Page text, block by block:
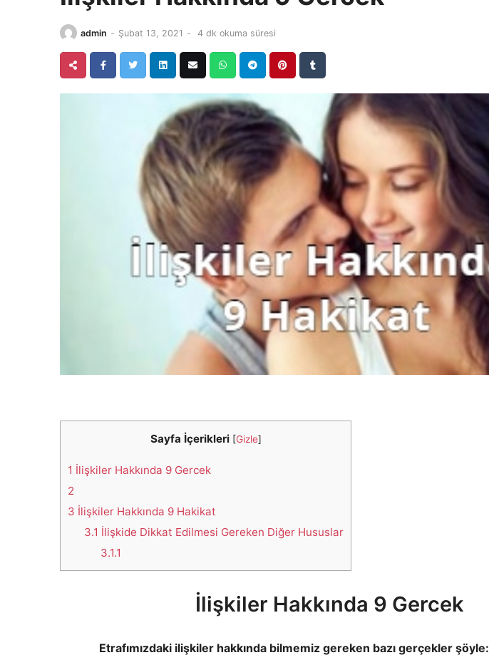
admin - Şubat 13, 2021 - 4 dk okuma süresi
Sayfa İçerikleri [Gizle]
1 İlişkiler Hakkında 9 Gercek
2
3 İlişkiler Hakkında 9 Hakikat
3.1 İlişkide Dikkat Edilmesi Gereken Diğer Hususlar
3.1.1
İlişkiler Hakkında 9 Gercek
Etrafımızdaki ilişkiler hakkında bilmemiz gereken bazı gerçekler şöyle: